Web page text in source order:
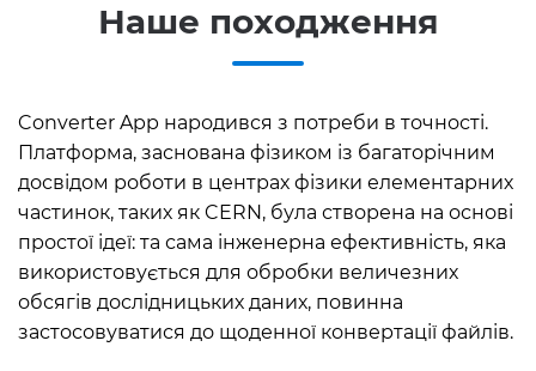
Наше походження
Converter App народився з потреби в точності.
Платформа, заснована фізиком із багаторічним
досвідом роботи в центрах фізики елементарних
частинок, таких як CERN, була створена на основі
простої ідеї: та сама інженерна ефективність, яка
використовується для обробки величезних
обсягів дослідницьких даних, повинна
застосовуватися до щоденної конвертації файлів.